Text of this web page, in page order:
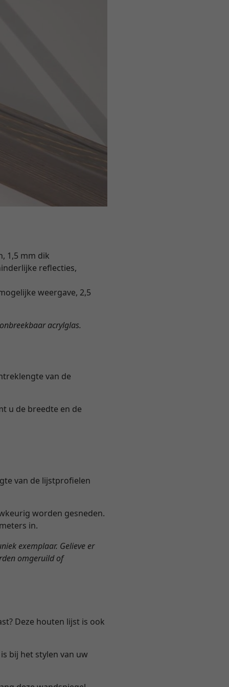
1,5 mm dik
reflecties,
weergave, 2,5
acrylglas.
van de
u de breedte en de
van de lijstprofielen
worden gesneden.
in.
exemplaar. Gelieve er
omgeruild of
Deze houten lijst is ook
bij het stylen van uw